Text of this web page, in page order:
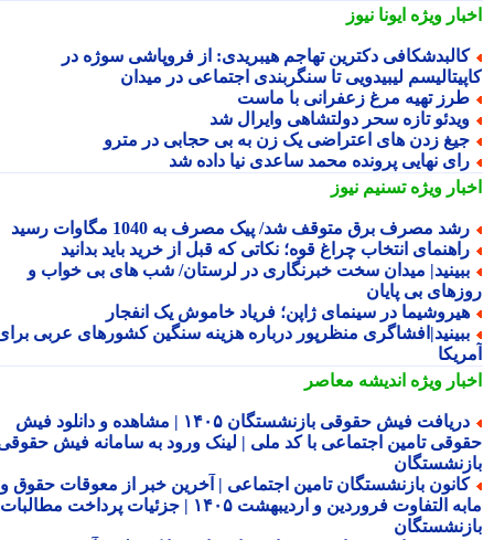
ویژهایونا نیوز
دکترین تهاجم هیبریدی: از فروپاشی سوژه در
لیبیدویی تا سنگربندی اجتماعی در میدان
تهیه مرغ زعفرانی با ماست
تازه سحر دولتشاهی وایرال شد
زدن های اعتراضی یک زن به بی حجابی در مترو
نهایی پرونده محمد ساعدی نیا داده شد
ویژهتسنیم نیوز
مصرف برق متوقف شد/ پیک مصرف به 1040 مگاوات رسید
انتخاب چراغ قوه؛ نکاتی که قبل از خرید باید بدانید
میدان سخت خبرنگاری در لرستان/ شب های بی خواب و
بی پایان
در سینمای ژاپن؛ فریاد خاموش یک انفجار
منظرپور درباره هزینه سنگین کشورهای عربی برای
ویژهاندیشه معاصر
دریافت فیش حقوقی بازنشستگان ۱۴۰۵ | مشاهده و دانلود فیش
تامین اجتماعی با کد ملی | لینک ورود به سامانه فیش حقوقی
بازنشستگان تامین اجتماعی | آخرین خبر از معوقات حقوق و
مابه التفاوت فروردین و اردیبهشت ۱۴۰۵ | جزئیات پرداخت مطالبات